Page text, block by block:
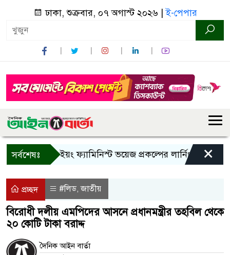
ঢাকা, শুক্রবার, ০৭ অগাস্ট ২০২৬ |ই-পেপার
সর্বশেষঃ
বান্দরবানে ইয়ং ফ্যামিনিস্ট ভয়েজ প্রকল্পের লার্নিং শেয়ারিং
×
প্রচ্ছদ #লিড,জাতীয়
বিরোধী দলীয় এমপিদের আসনে প্রধানমন্ত্রীর তহবিল থে‌কে
২০ কোটি টাকা বরাদ্দ
দৈনিক আইন বার্তা